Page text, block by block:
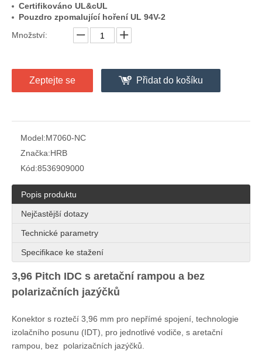
Certifikováno UL&cUL
Pouzdro zpomalující hoření UL 94V-2
Množství:
Zeptejte se Přidat do košíku
Model:M7060-NC
Značka:HRB
Kód:8536909000
Popis produktu
Nejčastější dotazy
Technické parametry
Specifikace ke stažení
3,96 Pitch IDC s aretační rampou a bez
polarizačních jazýčků
Konektor s roztečí 3,96 mm pro nepřímé spojení, technologie
izolačního posunu (IDT), pro jednotlivé vodiče, s aretační
rampou, bez polarizačních jazýčků